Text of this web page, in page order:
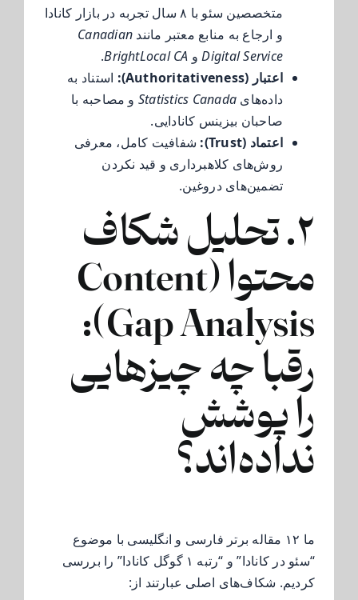
متخصصین سئو با ۸ سال تجربه در بازار کانادا
و ارجاع به منابع معتبر مانند Canadian
Digital Serviceو BrightLocal CA
.
اعتبار (Authoritativeness):
استناد به
داده‌های Statistics Canada و مصاحبه با
صاحبان بیزینس کانادایی.
اعتماد (Trust):
شفافیت کامل، معرفی
روش‌های کلاهبرداری و قید نکردن
تضمین‌های دروغین.
۲. تحلیل شکاف
محتوا (Content
Gap Analysis):
رقبا چه چیزهایی
را پوشش
نداده‌اند؟
ما ۱۲ مقاله برتر فارسی و انگلیسی با موضوع
“سئو در کانادا” و “رتبه ۱ گوگل کانادا” را بررسی
کردیم. شکاف‌های اصلی عبارتند از: